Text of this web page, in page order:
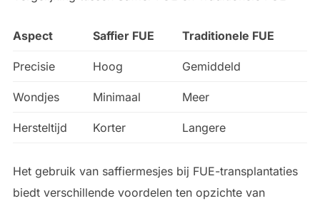
Aspect Saffier FUE Traditionele FUE
Precisie Hoog Gemiddeld
Wondjes Minimaal Meer
Hersteltijd Korter Langere
Het gebruik van saffiermesjes bij FUE-transplantaties
biedt verschillende voordelen ten opzichte van